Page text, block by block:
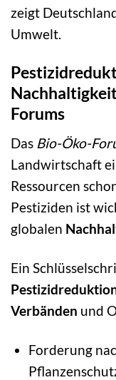
zeigt
Umwelt.
Forums
Das Bio-Öko-
Landwirtschaft
Ressourcen
Pestiziden ist
globalen
Ein
Verbänden und
Forderung